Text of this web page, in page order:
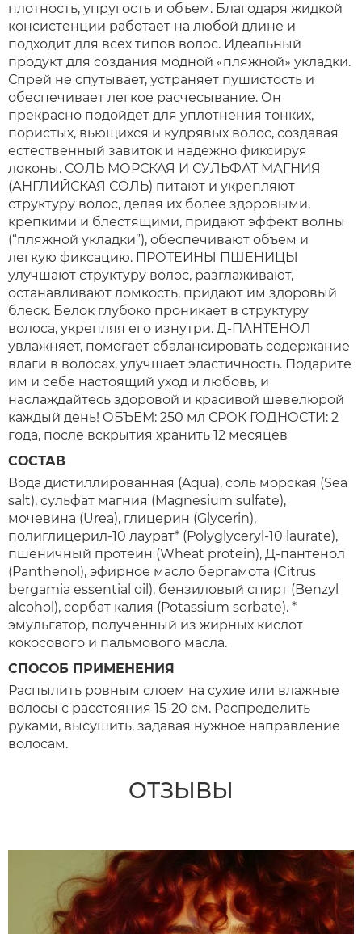
плотность, упругость и объем. Благодаря жидкой
консистенции работает на любой длине и
подходит для всех типов волос. Идеальный
продукт для создания модной «пляжной» укладки.
Спрей не спутывает, устраняет пушистость и
обеспечивает легкое расчесывание. Он
прекрасно подойдет для уплотнения тонких,
пористых, вьющихся и кудрявых волос, создавая
естественный завиток и надежно фиксируя
локоны. СОЛЬ МОРСКАЯ И СУЛЬФАТ МАГНИЯ
(АНГЛИЙСКАЯ СОЛЬ) питают и укрепляют
структуру волос, делая их более здоровыми,
крепкими и блестящими, придают эффект волны
(“пляжной укладки”), обеспечивают объем и
легкую фиксацию. ПРОТЕИНЫ ПШЕНИЦЫ
улучшают структуру волос, разглаживают,
останавливают ломкость, придают им здоровый
блеск. Белок глубоко проникает в структуру
волоса, укрепляя его изнутри. Д-ПАНТЕНОЛ
увлажняет, помогает сбалансировать содержание
влаги в волосах, улучшает эластичность. Подарите
им и себе настоящий уход и любовь, и
наслаждайтесь здоровой и красивой шевелюрой
каждый день! ОБЪЕМ: 250 мл СРОК ГОДНОСТИ: 2
года, после вскрытия хранить 12 месяцев
СОСТАВ
Вода дистиллированная (Aqua), соль морская (Sea
salt), сульфат магния (Magnesium sulfate),
мочевина (Urea), глицерин (Glycerin),
полиглицерил-10 лаурат* (Polyglyceryl-10 laurate),
пшеничный протеин (Wheat protein), Д-пантенол
(Panthenol), эфирное масло бергамота (Citrus
bergamia essential oil), бензиловый спирт (Benzyl
alcohol), сорбат калия (Potassium sorbate). *
эмульгатор, полученный из жирных кислот
кокосового и пальмового масла.
СПОСОБ ПРИМЕНЕНИЯ
Распылить ровным слоем на сухие или влажные
волосы с расстояния 15-20 см. Распределить
руками, высушить, задавая нужное направление
волосам.
ОТЗЫВЫ